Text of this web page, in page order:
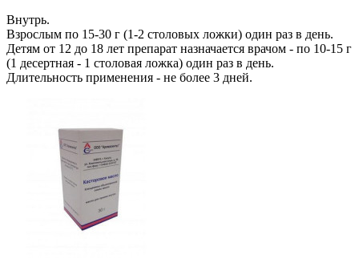
Внутрь.
Взрослым по 15-30 г (1-2 столовых ложки) один раз в день.
Детям от 12 до 18 лет препарат назначается врачом - по 10-15 г
(1 десертная - 1 столовая ложка) один раз в день.
Длительность применения - не более 3 дней.